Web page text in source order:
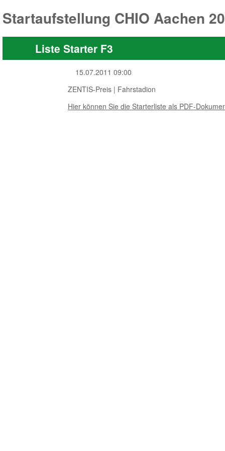
Startaufstellung CHIO Aachen
Liste Starter F3
15.07.2011 09:00
ZENTIS-Preis | Fahrstadion
Hier können Sie die Starterliste als PDF-